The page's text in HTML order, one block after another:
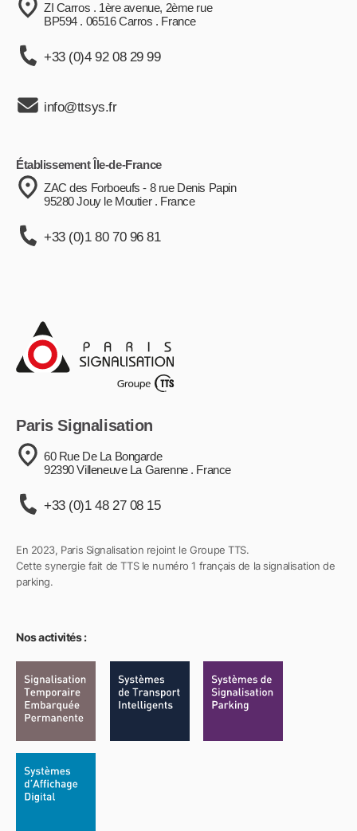
ZI Carros . 1ère avenue, 2ème rue
BP594 . 06516 Carros . France
+33 (0)4 92 08 29 99
info@ttsys.fr
Établissement Île-de-France
ZAC des Forboeufs - 8 rue Denis Papin
95280 Jouy le Moutier . France
+33 (0)1 80 70 96 81
Paris Signalisation
60 Rue De La Bongarde
92390 Villeneuve La Garenne . France
+33 (0)1 48 27 08 15
En 2023, Paris Signalisation rejoint le Groupe TTS.
Cette synergie fait de TTS le numéro 1 français de la signalisation de
parking.
Nos activités :